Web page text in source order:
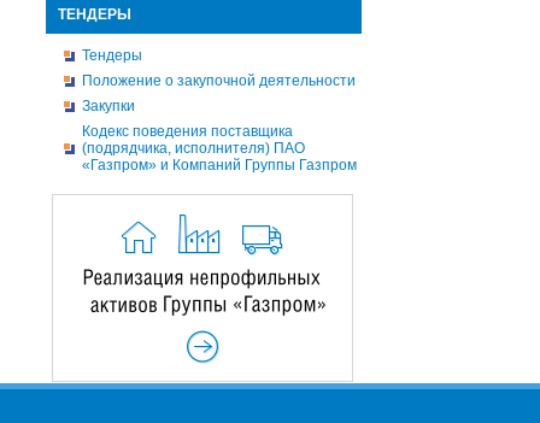
ТЕНДЕРЫ
Тендеры
Положение о закупочной деятельности
Закупки
Кодекс поведения поставщика
(подрядчика, исполнителя) ПАО
«Газпром» и Компаний Группы Газпром